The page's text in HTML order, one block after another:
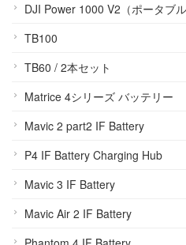
DJI Power 1000 V2（ポータブル
TB100
TB60 / 2本セット
Matrice 4シリーズ バッテリー
Mavic 2 part2 IF Battery
P4 IF Battery Charging Hub
Mavic 3 IF Battery
Mavic Air 2 IF Battery